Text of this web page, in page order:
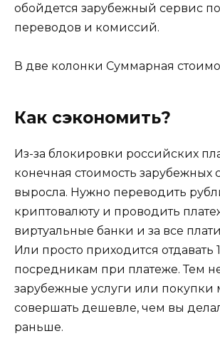
обойдется зарубежный сервис
переводов и комиссий.
В две колонки Суммарная
Как сэкономить?
Из-за блокировки российских
конечная стоимость зарубежных
выросла. Нужно переводить
криптовалюту и проводить
виртуальные банки и за все
Или просто приходится отдавать
посредникам при платеже. Тем
зарубежные услуги или покупки
совершать дешевле, чем вы
раньше.